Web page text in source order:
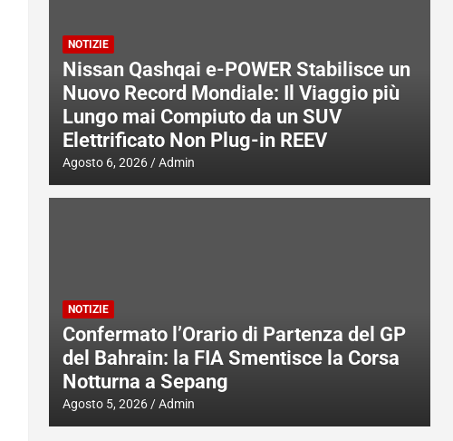
NOTIZIE
Nissan Qashqai e-POWER Stabilisce un
Nuovo Record Mondiale: Il Viaggio più
Lungo mai Compiuto da un SUV
Elettrificato Non Plug-in REEV
Agosto 6, 2026 Admin
NOTIZIE
Confermato l’Orario di Partenza del GP
del Bahrain: la FIA Smentisce la Corsa
Notturna a Sepang
Agosto 5, 2026 Admin